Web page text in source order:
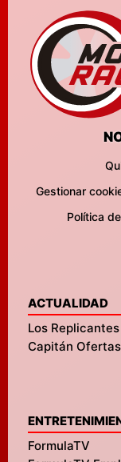
Gestionar
Política
ACTUALIDAD
Los Replicantes
Capitán Ofertas
FormulaTV